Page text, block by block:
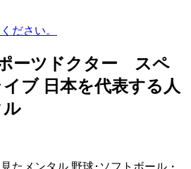
ださい。
ーツドクター スペ
ブ 日本を代表する人
ル